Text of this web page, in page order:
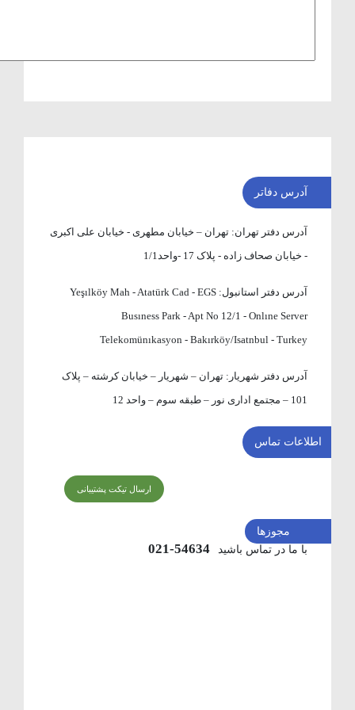
آدرس دفاتر
آدرس دفتر تهران: تهران – خیابان مطهری - خیابان علی اکبری
- خیابان صحاف زاده - پلاک 17 -واحد1/1
آدرس دفتر استانبول: Yeşılköy Mah - Atatürk Cad - EGS
Busıness Park - Apt No 12/1 - Onlıne Server
Telekomünıkasyon - Bakırköy/Isatnbul - Turkey
آدرس دفتر شهریار:تهران – شهریار – خیابان کرشته – پلاک
101 – مجتمع اداری نور – طبقه سوم – واحد 12
اطلاعات تماس
ارسال تیکت پشتیبانی
با ما در تماس باشید 54634-021
مجوزها